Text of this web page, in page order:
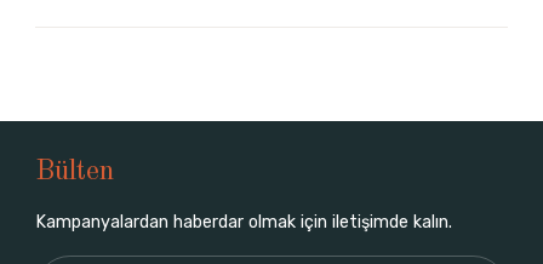
Bülten
Kampanyalardan haberdar olmak için iletişimde kalın.